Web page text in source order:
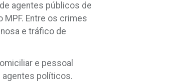
agentes públicos de
Entre os crimes
e tráfico de
e pessoal
agentes políticos.